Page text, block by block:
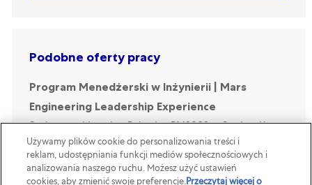
Podobne oferty pracy
Program Menedżerski w Inżynierii | Mars
Engineering Leadership Experience
Location
Sochaczew, Masovian, Poland R148008 Category
Studenci i
Absolwenci
Job Description. Program Menedżerski w Inżynierii
| Mars Engineering Leadership Experience. Start
Używamy plików cookie do personalizowania treści i
reklam, udostępniania funkcji mediów społecznościowych i
analizowania naszego ruchu. Możesz użyć ustawień
cookies, aby zmienić swoje preferencje.Przeczytaj więcej o